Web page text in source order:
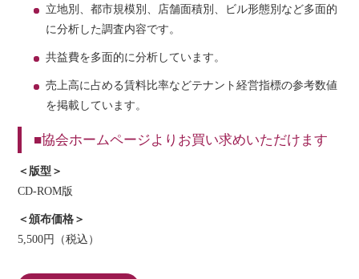
立地別、都市規模別、店舗面積別、ビル形態別など多面的
に分析した調査内容です。
共益費を多面的に分析しています。
売上高に占める賃料比率などテナント経営指標の参考数値
を掲載しています。
■協会ホームページよりお買い求めいただけます
＜版型＞
CD-ROM版
＜頒布価格＞
5,500円（税込）